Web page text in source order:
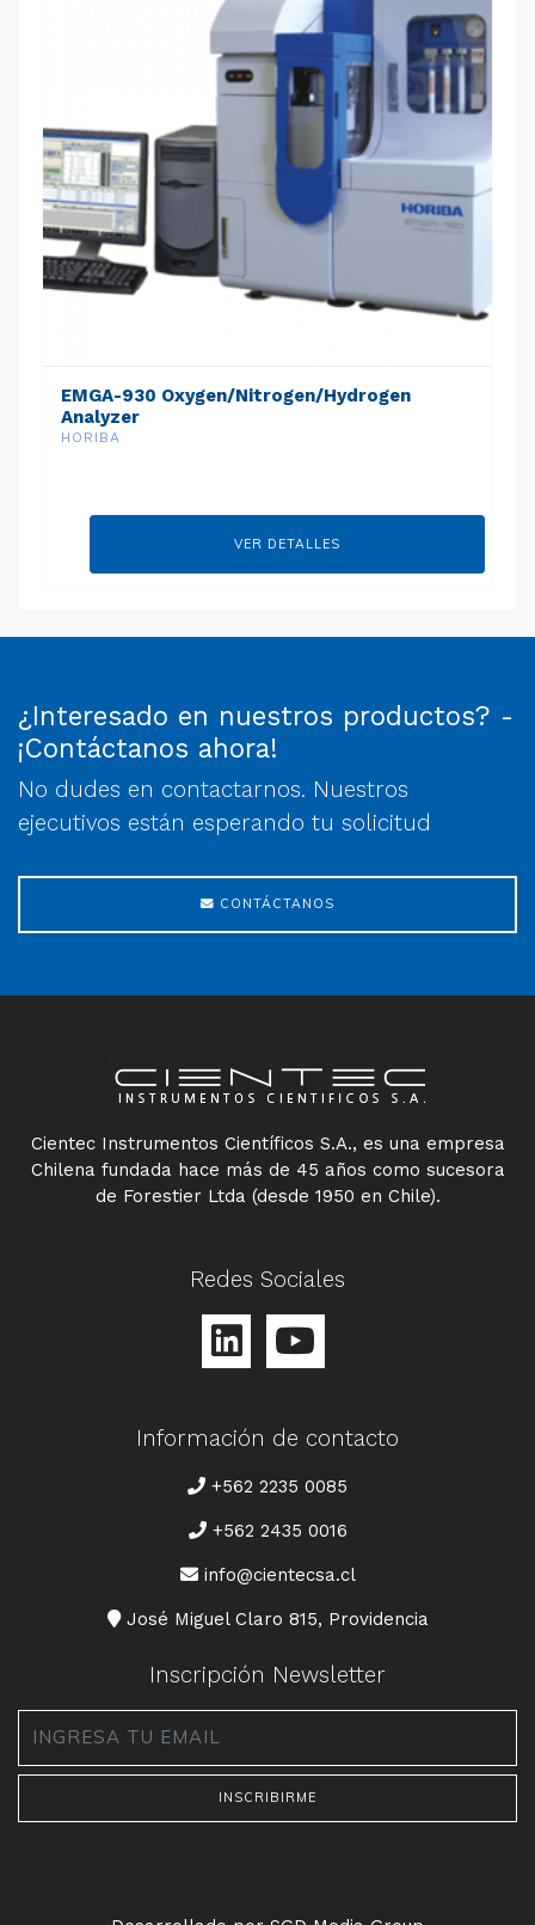
EMGA-930 Oxygen/Nitrogen/Hydrogen
Analyzer
HORIBA
VER DETALLES
¿Interesado en nuestros productos? -
¡Contáctanos ahora!
No dudes en contactarnos. Nuestros
ejecutivos están esperando tu solicitud
CONTÁCTANOS
Cientec Instrumentos Científicos S.A., es una empresa
Chilena fundada hace más de 45 años como sucesora
de Forestier Ltda (desde 1950 en Chile).
Redes Sociales
Información de contacto
TELÉFONO
+562 2235 0085
+562 2435 0016
CORREO
info@cientecsa.cl
DIRECCIÓN
José Miguel Claro 815, Providencia
Inscripción Newsletter